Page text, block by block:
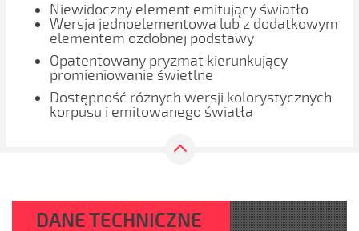
Niewidoczny element emitujący światło
Wersja jednoelementowa lub z dodatkowym
elementem ozdobnej podstawy
Opatentowany pryzmat kierunkujący
promieniowanie świetlne
Dostępność różnych wersji kolorystycznych
korpusu i emitowanego światła
DANE TECHNICZNE